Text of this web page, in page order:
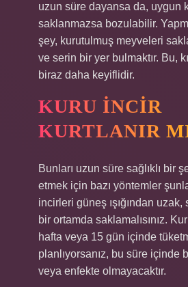
uzun süre dayansa da, uygun
saklanmazsa bozulabilir.
şey, kurutulmuş meyveleri
ve serin bir yer bulmaktır. Bu,
biraz daha keyiflidir.
KURU INCIR
KURTLANIR
Bunları uzun süre sağlıklı bir
etmek için bazı yöntemler
incirleri güneş ışığından
bir ortamda saklamalısınız.
hafta veya 15 gün içinde
planlıyorsanız, bu süre içinde
veya enfekte olmayacaktır.